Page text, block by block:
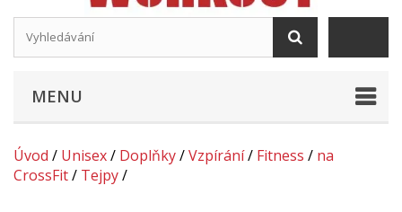
MENU
Úvod / Unisex/ Doplňky/Vzpírání/ Fitness / na
CrossFit/ Tejpy/